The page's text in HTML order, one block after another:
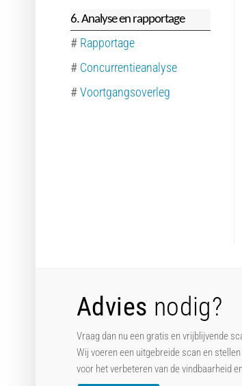
6. Analyse en rapportage
# Rapportage
# Concurrentieanalyse
#Voortgangsoverleg
Advies nodig?
Vraag dan nu een gratis en vrijblijvende
Wij voeren een uitgebreide scan en
voor het verbeteren van de vindbaarheid